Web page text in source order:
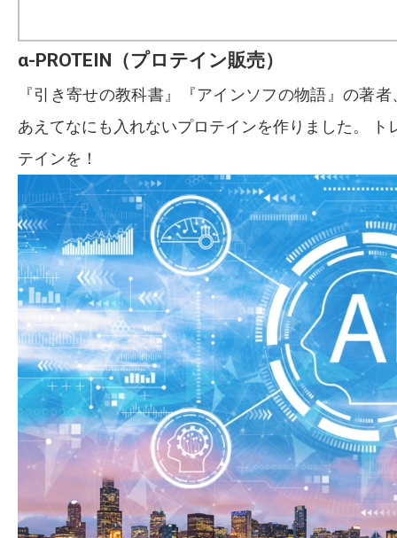
α-PROTEIN（プロテイン販売）
『引き寄せの教科書』『アインソフの物語』の著
あえてなにも入れないプロテインを作りました。
テインを！